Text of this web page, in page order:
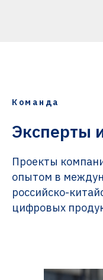
Команда
Эксперты
Проекты
опытом в
российско-
цифровых